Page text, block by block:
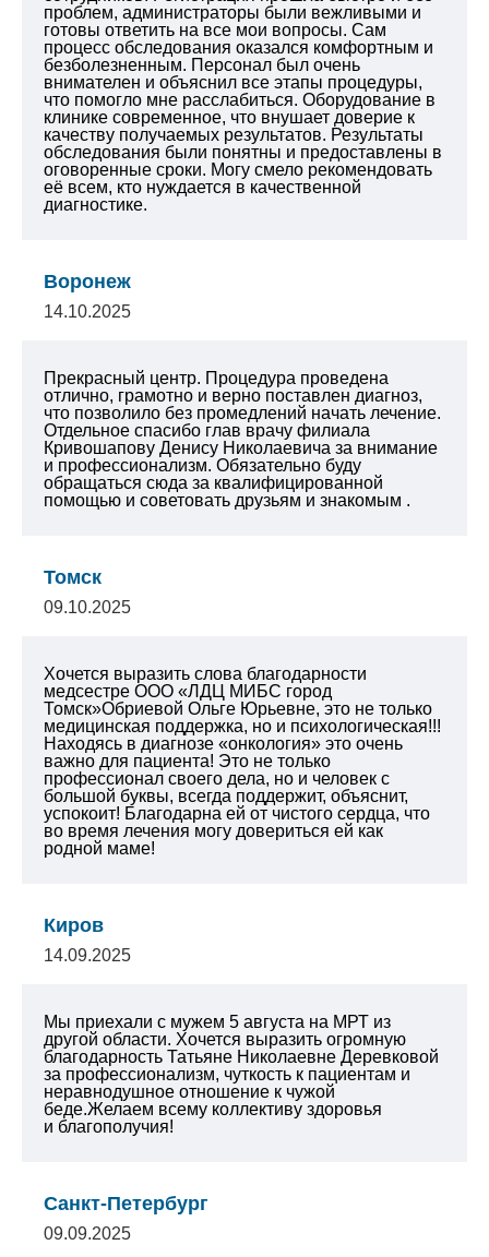
проблем, администраторы были вежливыми и
готовы ответить на все мои вопросы. Сам
процесс обследования оказался комфортным и
безболезненным. Персонал был очень
внимателен и объяснил все этапы процедуры,
что помогло мне расслабиться. Оборудование в
клинике современное, что внушает доверие к
качеству получаемых результатов. Результаты
обследования были понятны и предоставлены в
оговоренные сроки. Могу смело рекомендовать
её всем, кто нуждается в качественной
диагностике.
Воронеж
14.10.2025
Прекрасный центр. Процедура проведена
отлично, грамотно и верно поставлен диагноз,
что позволило без промедлений начать лечение.
Отдельное спасибо глав врачу филиала
Кривошапову Денису Николаевича за внимание
и профессионализм. Обязательно буду
обращаться сюда за квалифицированной
помощью и советовать друзьям и знакомым .
Томск
09.10.2025
Хочется выразить слова благодарности
медсестре ООО «ЛДЦ МИБС город
Томск»Обриевой Ольге Юрьевне, это не только
медицинская поддержка, но и психологическая!!!
Находясь в диагнозе «онкология» это очень
важно для пациента! Это не только
профессионал своего дела, но и человек с
большой буквы, всегда поддержит, объяснит,
успокоит! Благодарна ей от чистого сердца, что
во время лечения могу довериться ей как
родной маме!
Киров
14.09.2025
Мы приехали с мужем 5 августа на МРТ из
другой области. Хочется выразить огромную
благодарность Татьяне Николаевне Деревковой
за профессионализм, чуткость к пациентам и
неравнодушное отношение к чужой
беде.Желаем всему коллективу здоровья
и благополучия!
Санкт-Петербург
09.09.2025